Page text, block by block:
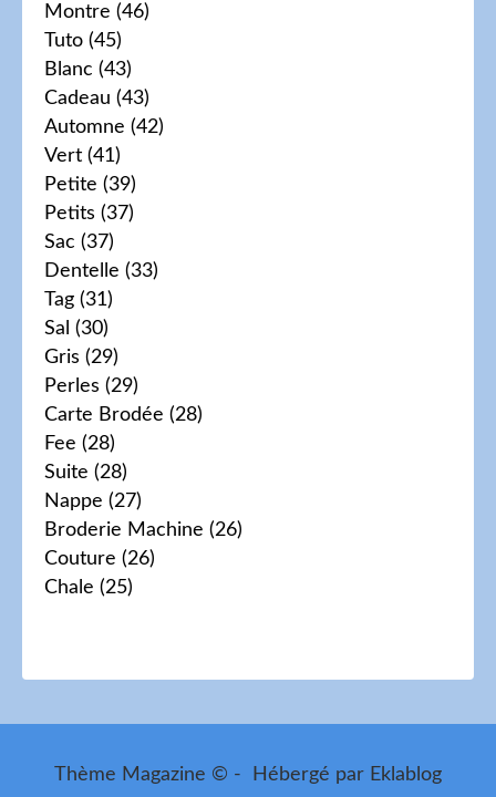
Montre (46)
Tuto (45)
Blanc (43)
Cadeau (43)
Automne (42)
Vert (41)
Petite (39)
Petits (37)
Sac (37)
Dentelle (33)
Tag (31)
Sal (30)
Gris (29)
Perles (29)
Carte Brodée (28)
Fee (28)
Suite (28)
Nappe (27)
Broderie Machine (26)
Couture (26)
Chale (25)
Thème Magazine © - Hébergé par Eklablog